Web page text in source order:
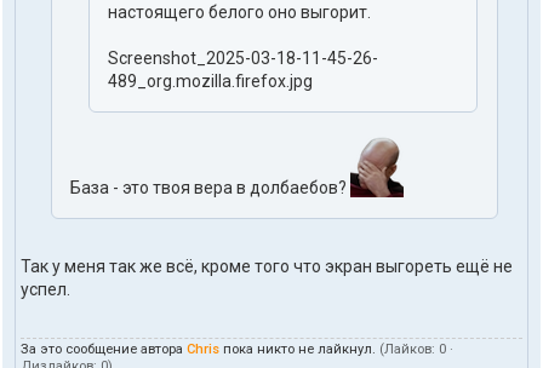
настоящего белого оно выгорит.
Screenshot_2025-03-18-11-45-26-
489_org.mozilla.firefox.jpg
База - это твоя вера в долбаебов?
Так у меня так же всё, кроме того что экран выгореть ещё не
успел.
За это сообщение автора Chris пока никто не лайкнул. (Лайков: 0 ·